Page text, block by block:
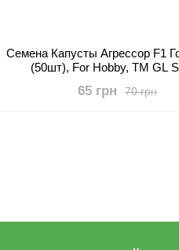
Семена Капусты Агрессор F1
(50шт), For Hobby, TM GL
70 грн
65 грн